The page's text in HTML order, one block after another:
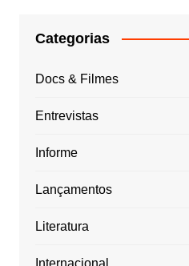
Categorias
Docs & Filmes
Entrevistas
Informe
Lançamentos
Literatura
Internacional